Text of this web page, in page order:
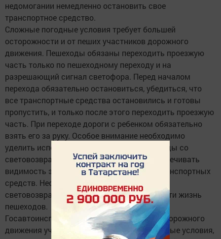
недомогании немедленно остановить свое
транспортное средство.
Сложные погодные условия требует большей
осторожности и от пеших участников дорожного
движения. Пешеходы обязаны переходить проезжую
часть только по пешеходному переходу и на
разрешающий сигнал светофора. Перед началом
перехода обязательно остановиться, убедиться, что
все транспортные средства остановились и готовы
пропустить, и только после этого переходить проезжую
часть. При переходе дороги с ребенком обязательно
взять его за руку. Особое внимание необходимо
уделить использованию предметов и одежды со
световозвращающими элементами и обеспечивать
видимость этих предметов водителями транспортных
средств. Необходимо помнить, что
световозвращающие элементы могут спасти жизнь
пешеходов.
Госавтоинспекция призывает участников дорожного
движения учитывать изменившиеся погодные условия,